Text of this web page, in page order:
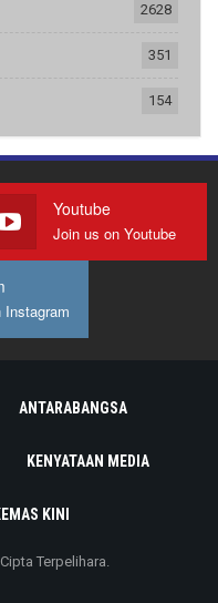
2628
351
154
Youtube
Join us on Youtube
ANTARABANGSA
KENYATAAN MEDIA
KINI
Terpelihara.